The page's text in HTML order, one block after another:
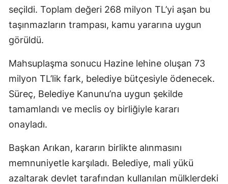
seçildi. Toplam değeri 268 milyon TL’yi aşan bu
taşınmazların trampası, kamu yararına uygun
görüldü.
Mahsuplaşma sonucu Hazine lehine oluşan 73
milyon TL’lik fark, belediye bütçesiyle ödenecek.
Süreç, Belediye Kanunu’na uygun şekilde
tamamlandı ve meclis oy birliğiyle kararı
onayladı.
Başkan Arıkan, kararın birlikte alınmasını
memnuniyetle karşıladı. Belediye, mali yükü
azaltarak devlet tarafından kullanılan mülklerdeki